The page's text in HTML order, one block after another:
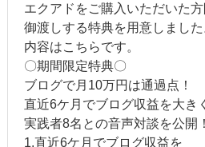
エクアドをご購入いただいた
御渡しする特典を用意しました
内容はこちらです。
〇期間限定特典〇
ブログで月10万円は通過点！
直近6ケ月でブログ収益を大き
実践者8名との音声対談を公開！
1.直近6ケ月でブログ収益を